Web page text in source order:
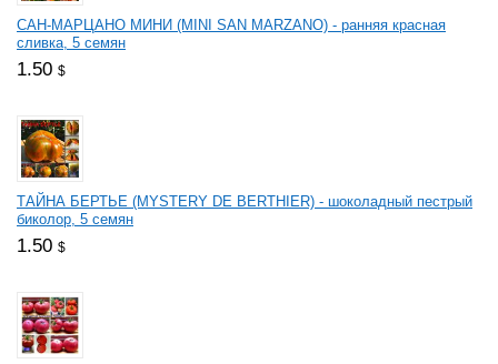
САН-МАРЦАНО МИНИ (MINI SAN MARZANO) - ранняя красная
сливка, 5 семян
1.50 $
ТАЙНА БЕРТЬЕ (MYSTERY DE BERTHIER) - шоколадный пестрый
биколор, 5 семян
1.50 $